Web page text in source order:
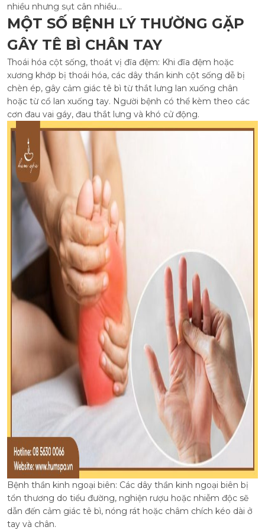
nhiều nhưng sụt cân nhiều...
MỘT SỐ BỆNH LÝ THƯỜNG GẶP
GÂY TÊ BÌ CHÂN TAY
Thoái hóa cột sống, thoát vị đĩa đệm: Khi đĩa đệm hoặc
xương khớp bị thoái hóa, các dây thần kinh cột sống dễ bị
chèn ép, gây cảm giác tê bì từ thắt lưng lan xuống chân
hoặc từ cổ lan xuống tay. Người bệnh có thể kèm theo các
cơn đau vai gáy, đau thắt lưng và khó cử động.
Bệnh thần kinh ngoại biên: Các dây thần kinh ngoại biên bị
tổn thương do tiểu đường, nghiện rượu hoặc nhiễm độc sẽ
dẫn đến cảm giác tê bì, nóng rát hoặc châm chích kéo dài ở
tay và chân.